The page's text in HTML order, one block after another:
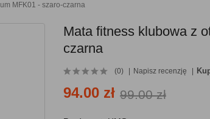
MFK01 - szaro-czarna
Mata fitness klubowa z
czarna
(0) Napisz recenzję
94.00 zł 99.00 zł